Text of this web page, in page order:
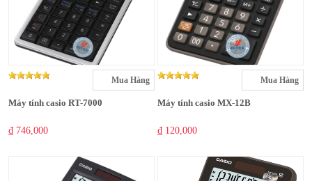
Mua Hàng
Máy tính casio RT-7000
₫ 746,000
Mua Hàng
Máy tính casio MX-12B
₫ 120,000